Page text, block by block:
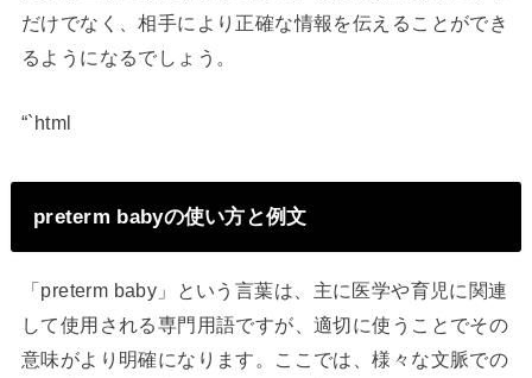
だけでなく、相手により正確な情報を伝えることができ
るようになるでしょう。
“`html
preterm babyの使い方と例文
「preterm baby」という言葉は、主に医学や育児に関連
して使用される専門用語ですが、適切に使うことでその
意味がより明確になります。ここでは、様々な文脈での